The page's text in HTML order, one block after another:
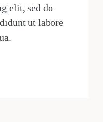
elit, sed do
ut labore